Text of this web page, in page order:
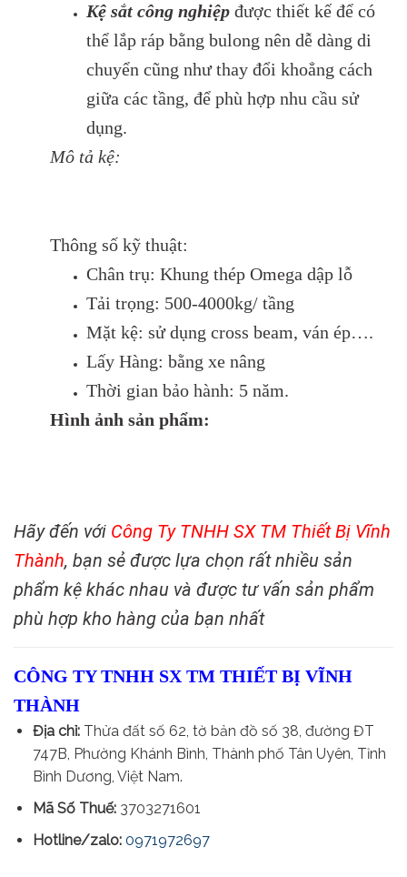
Kệ sắt công nghiệp được thiết kế để có
thể lắp ráp bằng bulong nên dễ dàng di
chuyển cũng như thay đổi khoẳng cách
giữa các tầng, để phù hợp nhu cầu sử
dụng.
Mô tả kệ:
Thông số kỹ thuật:
Chân trụ: Khung thép Omega dập lỗ
Tải trọng: 500-4000kg/ tầng
Mặt kệ: sử dụng cross beam, ván ép….
Lấy Hàng: bằng xe nâng
Thời gian bảo hành: 5 năm.
Hình ảnh sản phẩm:
Hãy đến với Công Ty TNHH SX TM Thiết Bị Vĩnh
Thành, bạn sẻ được lựa chọn rất nhiều sản
phẩm kệ khác nhau và được tư vấn sản phẩm
phù hợp kho hàng của bạn nhất
CÔNG TY TNHH SX TM THIẾT BỊ VĨNH
THÀNH
Địa chỉ:Thửa đất số 62, tờ bản đồ số 38, đường ĐT
747B, Phường Khánh Bình, Thành phố Tân Uyên, Tỉnh
Bình Dương, Việt Nam.
Mã Số Thuế:3703271601
Hotline/zalo: 0971972697